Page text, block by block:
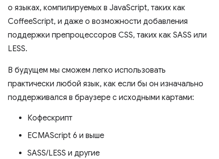
о языках, компилируемых в JavaScript, таких как
CoffeeScript, и даже о возможности добавления
поддержки препроцессоров CSS, таких как SASS или
LESS.
В будущем мы сможем легко использовать
практически любой язык, как если бы он изначально
поддерживался в браузере с исходными картами:
Кофескрипт
ECMAScript 6 и выше
SASS/LESS и другие